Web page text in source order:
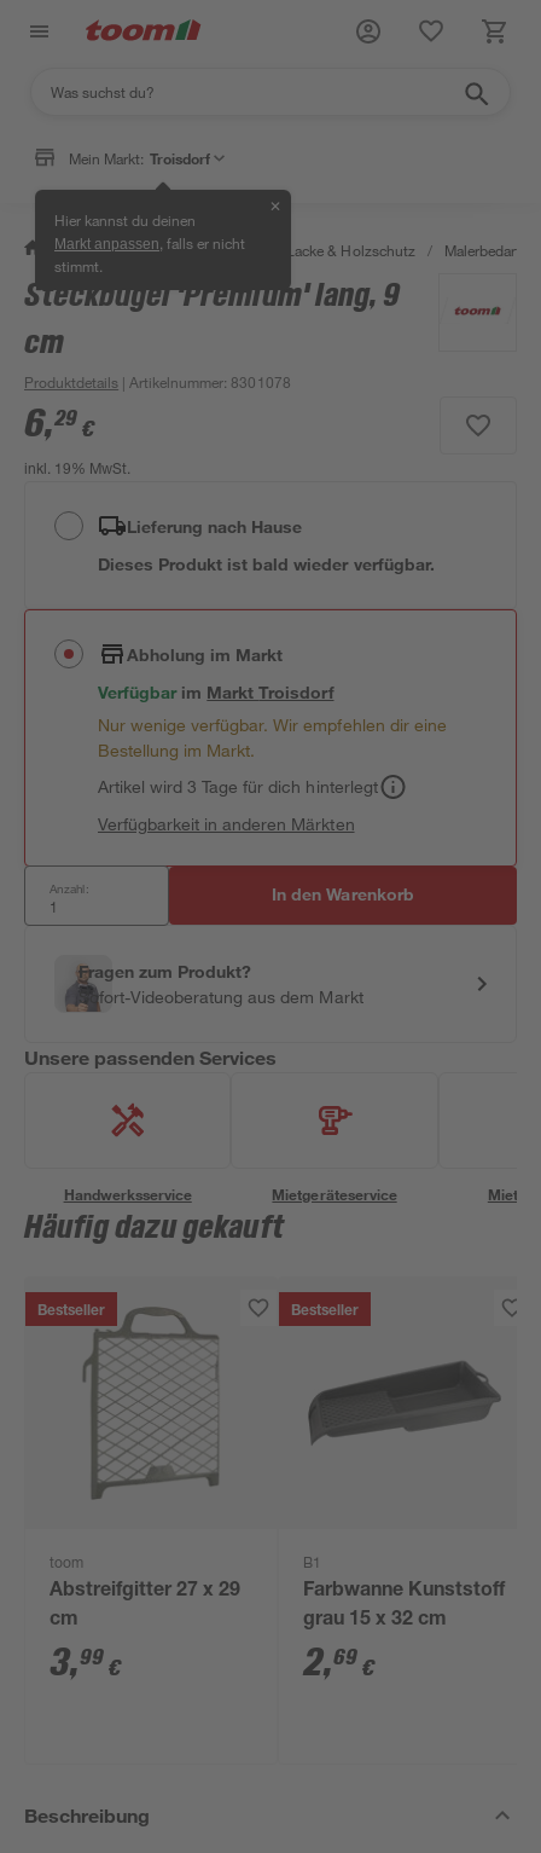
Mein Markt: Troisdorf
Hier kannst du deinen
Markt anpassen , falls er nicht
stimmt.
✕
/ Bauen & Renovieren / Farben, Lacke & Holzschutz / Malerbedarf
Steckbügel 'Premium' lang, 9
cm
Produktdetails | Artikelnummer: 8301078
6,29 €
inkl. 19% MwSt.
Lieferung nach Hause
Dieses Produkt ist bald wieder verfügbar.
Abholung im Markt
Verfügbar im MarktTroisdorf
Nur wenige verfügbar. Wir empfehlen dir eine
Bestellung im Markt.
Artikel wird 3 Tage für dich hinterlegt
Verfügbarkeit in anderen Märkten
Anzahl: In den Warenkorb
Fragen zum Produkt?
Sofort-Videoberatung aus dem Markt
Unsere passenden Services
Handwerksservice Mietgeräteservice
Häufig dazu gekauft
Bestseller
toom
Abstreifgitter 27 x 29
cm
3,99 €
Bestseller
B1
Farbwanne Kunststoff
grau 15 x 32 cm
2,69 €
Beschreibung